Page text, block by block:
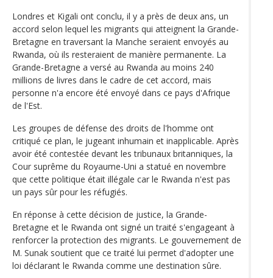
Londres et Kigali ont conclu, il y a près de deux ans, un
accord selon lequel les migrants qui atteignent la Grande-
Bretagne en traversant la Manche seraient envoyés au
Rwanda, où ils resteraient de manière permanente. La
Grande-Bretagne a versé au Rwanda au moins 240
millions de livres dans le cadre de cet accord, mais
personne n'a encore été envoyé dans ce pays d'Afrique
de l'Est.
Les groupes de défense des droits de l'homme ont
critiqué ce plan, le jugeant inhumain et inapplicable. Après
avoir été contestée devant les tribunaux britanniques, la
Cour suprême du Royaume-Uni a statué en novembre
que cette politique était illégale car le Rwanda n'est pas
un pays sûr pour les réfugiés.
En réponse à cette décision de justice, la Grande-
Bretagne et le Rwanda ont signé un traité s'engageant à
renforcer la protection des migrants. Le gouvernement de
M. Sunak soutient que ce traité lui permet d'adopter une
loi déclarant le Rwanda comme une destination sûre.